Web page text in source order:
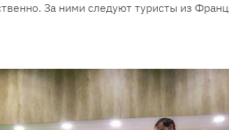
За ними следуют туристы из